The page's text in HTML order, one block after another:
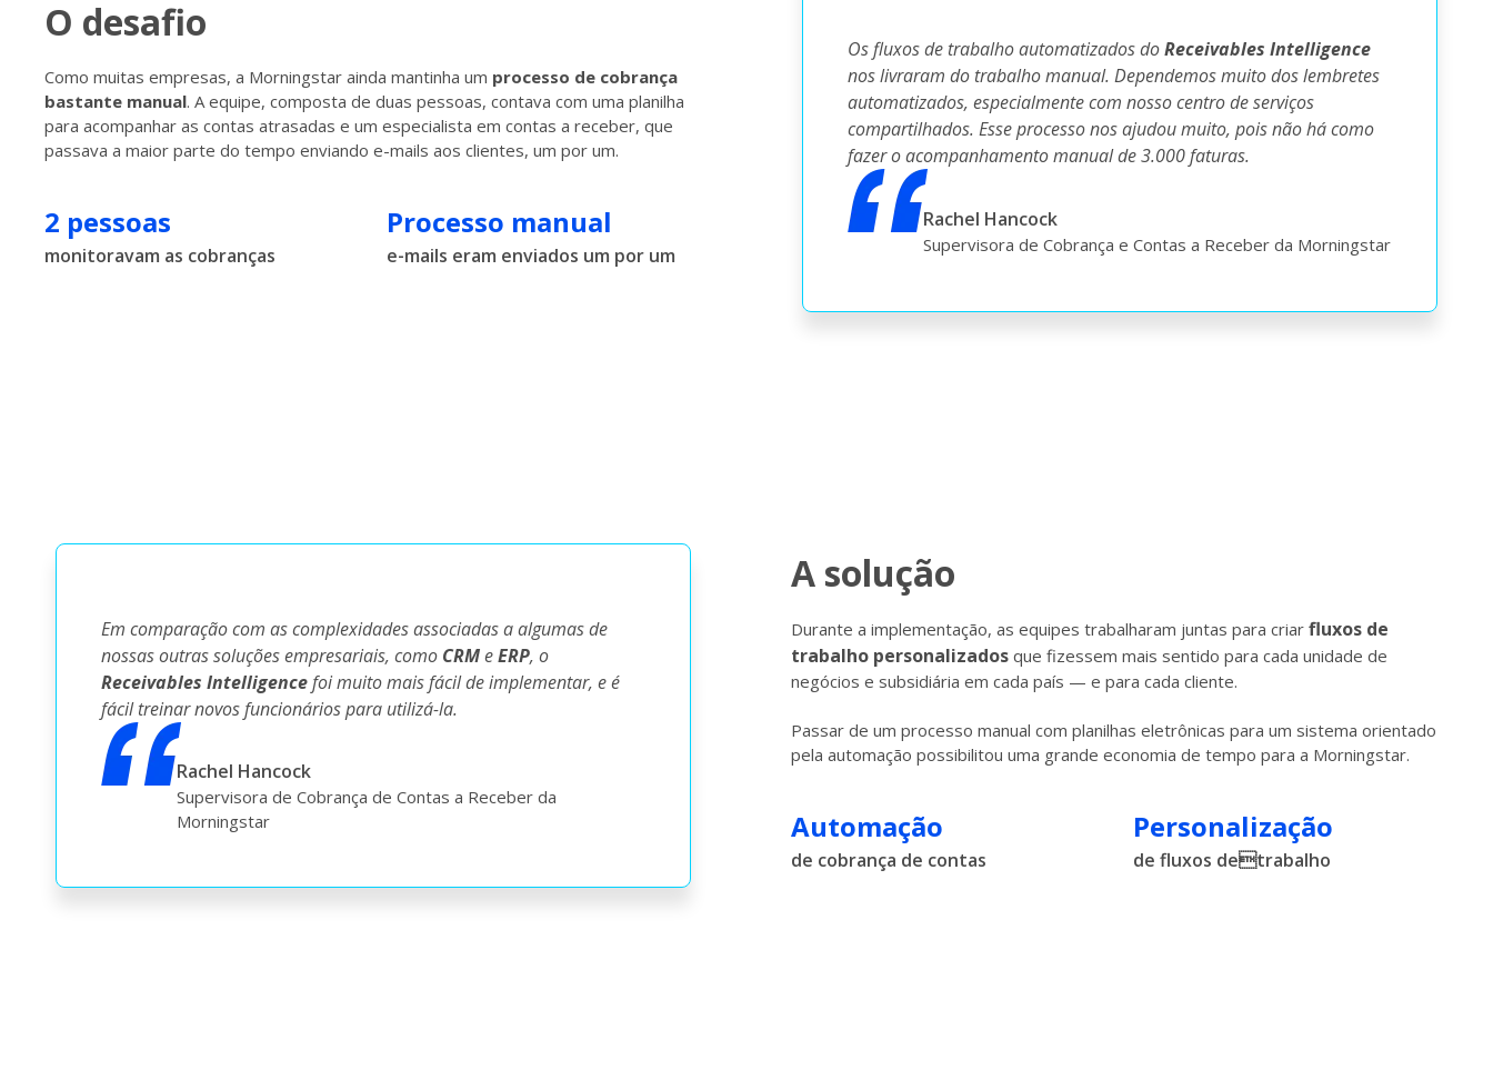
O desafio
Como muitas empresas, a Morningstar ainda mantinha um processo de cobrança
bastante manual. A equipe, composta de duas pessoas, contava com uma planilha
para acompanhar as contas atrasadas e um especialista em contas a receber, que
passava a maior parte do tempo enviando e-mails aos clientes, um por um.
2 pessoas
monitoravam as cobranças
Processo manual
e-mails eram enviados um por um
Os fluxos de trabalho automatizados doReceivables Intelligence
nos livraram do trabalho manual. Dependemos muito dos lembretes
automatizados, especialmente com nosso centro de serviços
compartilhados. Esse processo nos ajudou muito, pois não há como
fazer o acompanhamento manual de 3.000 faturas.
Rachel Hancock
Supervisora de Cobrança e Contas a Receber da Morningstar
Em comparação com as complexidades associadas a algumas de
nossas outras soluções empresariais, como CRMeERP, o
Receivables Intelligencefoi muito mais fácil de implementar, e é
fácil treinar novos funcionários para utilizá-la.
Rachel Hancock
Supervisora de Cobrança de Contas a Receber da
Morningstar
A solução
Durante a implementação, as equipes trabalharam juntas para criar fluxos de
trabalho personalizados que fizessem mais sentido para cada unidade de
negócios e subsidiária em cada país — e para cada cliente.
Passar de um processo manual com planilhas eletrônicas para um sistema orientado
pela automação possibilitou uma grande economia de tempo para a Morningstar.
Automação
de cobrança de contas
Personalização
de fluxos detrabalho